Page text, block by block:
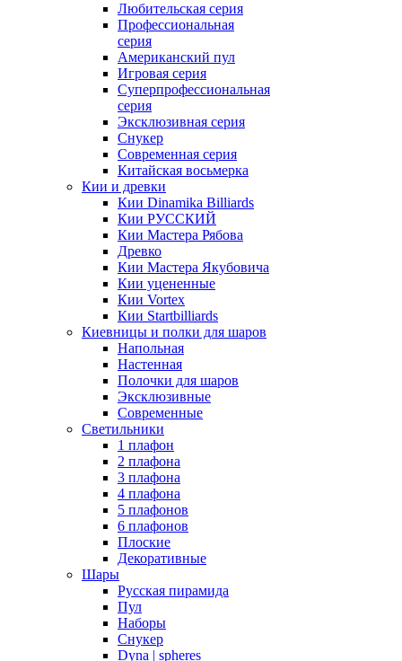
Любительская серия
Профессиональная
серия
Американский пул
Игровая серия
Суперпрофессиональная
серия
Эксклюзивная серия
Снукер
Современная серия
Китайская восьмерка
Кии и древки
Кии Dinamika Billiards
Кии РУССКИЙ
Кии Мастера Рябова
Древко
Кии Мастера Якубовича
Кии уцененные
Кии Vortex
Кии Startbilliards
Киевницы и полки для шаров
Напольная
Настенная
Полочки для шаров
Эксклюзивные
Современные
Светильники
1 плафон
2 плафона
3 плафона
4 плафона
5 плафонов
6 плафонов
Плоские
Декоративные
Шары
Русская пирамида
Пул
Наборы
Снукер
Dyna | spheres